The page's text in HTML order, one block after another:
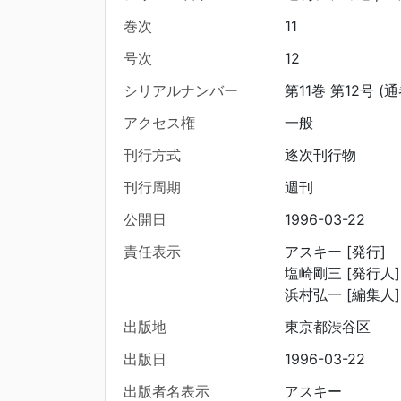
巻次
11
号次
12
シリアルナンバー
第11巻 第12号 (
アクセス権
一般
刊行方式
逐次刊行物
刊行周期
週刊
公開日
1996-03-22
責任表示
アスキー [発行]
塩崎剛三 [発行人]
浜村弘一 [編集人]
出版地
東京都渋谷区
出版日
1996-03-22
出版者名表示
アスキー